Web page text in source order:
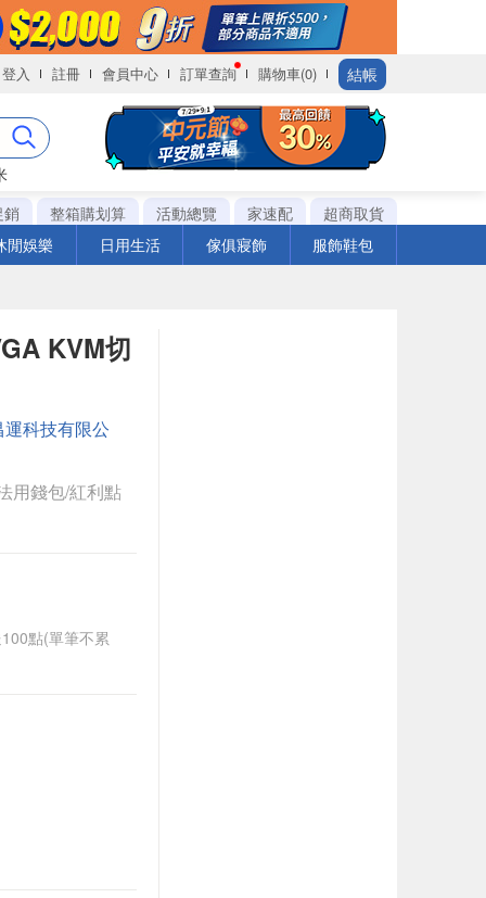
登入 註冊 會員中心 訂單查詢 購物車(0) 結帳
銷 整箱購划算 活動總覽 家速配
超商取貨
閒娛樂 日用生活 傢俱寢飾 服飾鞋包
KVM切
運科技有限公
用錢包/紅利點
點(單筆不累